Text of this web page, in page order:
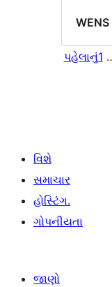
પહેલાનું1
વિશે
સમાચાર
હોસ્ટિંગ.
ગોપનીયતા
જાણો